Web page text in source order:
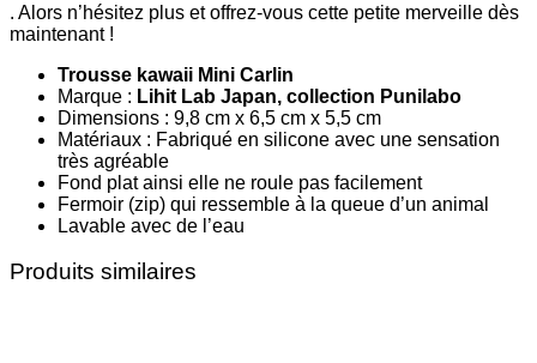
. Alors n’hésitez plus et offrez-vous cette petite merveille dès
maintenant !
Trousse kawaii Mini Carlin
Marque : Lihit Lab Japan, collection Punilabo
Dimensions : 9,8 cm x 6,5 cm x 5,5 cm
Matériaux : Fabriqué en silicone avec une sensation
très agréable
Fond plat ainsi elle ne roule pas facilement
Fermoir (zip) qui ressemble à la queue d’un animal
Lavable avec de l’eau
Produits similaires